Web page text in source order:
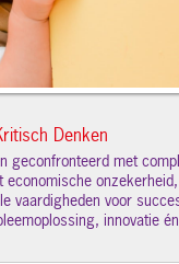
Denken
geconfronteerd met
economische
vaardigheden voor
innovatie én